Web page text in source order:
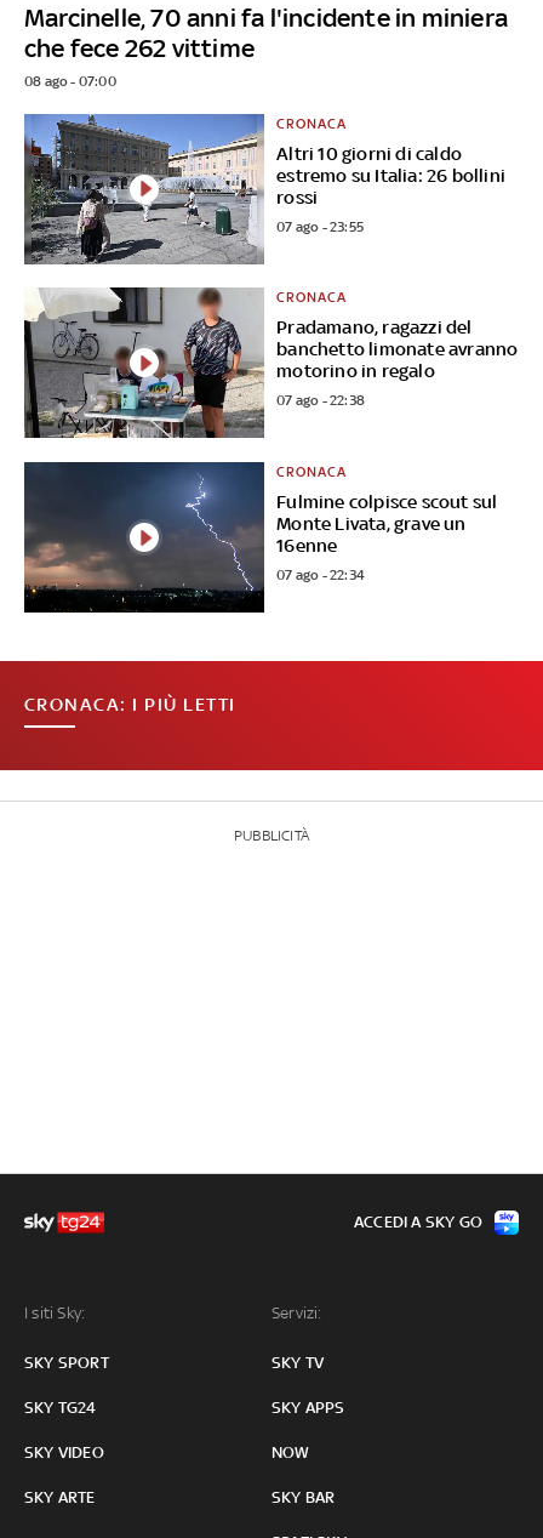
Marcinelle, 70 anni fa l'incidente in miniera
che fece 262 vittime
08 ago - 07:00
Altri 10 giorni di caldo
estremo su Italia: 26 bollini
rossi
CRONACA
07 ago - 23:55
Pradamano, ragazzi del
banchetto limonate avranno
motorino in regalo
CRONACA
07 ago - 22:38
Fulmine colpisce scout sul
Monte Livata, grave un
16enne
CRONACA
07 ago - 22:34
CRONACA: I PIÙ LETTI
PUBBLICITÀ
I siti Sky:
SKY SPORT
SKY TG24
SKY VIDEO
SKY ARTE
Servizi:
SKY TV
SKY APPS
NOW
SKY BAR
ACCEDI A SKY GO